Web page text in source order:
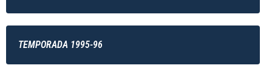
TEMPORADA 1995-96